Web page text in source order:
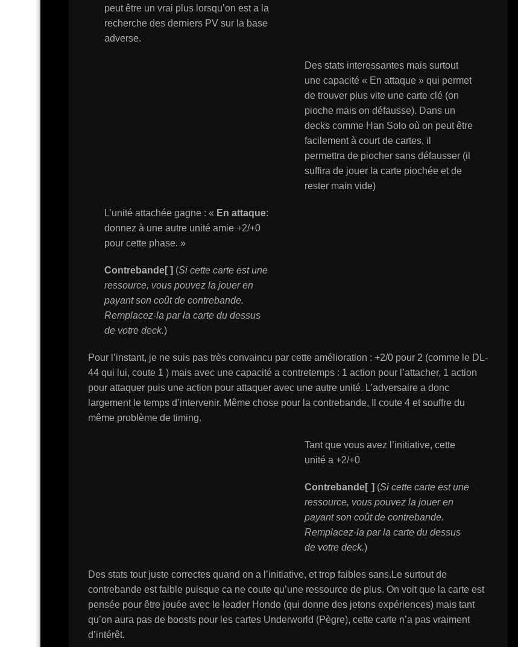
peut être un vrai plus lorsqu’on est a la
recherche des derniers PV sur la base
adverse.
Des stats interessantes mais surtout
une capacité « En attaque » qui permet
de trouver plus vite une carte clé (on
pioche mais on défausse). Dans un
decks comme Han Solo où on peut être
facilement à court de cartes, il
permettra de piocher sans défausser (il
suffira de jouer la carte piochée et de
rester main vide)
L’unité attachée gagne : « En attaque:
donnez à une autre unité amie +2/+0
pour cette phase. »
Contrebande[ ] (Si cette carte est une
ressource, vous pouvez la jouer en
payant son coût de contrebande.
Remplacez-la par la carte du dessus
de votre deck.)
Pour l’instant, je ne suis pas très convaincu par cette amélioration : +2/0 pour 2 (comme le DL-
44 qui lui, coute 1 ) mais avec une capacité a contretemps : 1 action pour l’attacher, 1 action
pour attaquer puis une action pour attaquer avec une autre unité. L’adversaire a donc
largement le temps d’intervenir. Même chose pour la contrebande, Il coute 4 et souffre du
même problème de timing.
Tant que vous avez l’initiative, cette
unité a +2/+0
Contrebande[ ] (Si cette carte est une
ressource, vous pouvez la jouer en
payant son coût de contrebande.
Remplacez-la par la carte du dessus
de votre deck.)
Des stats tout juste correctes quand on a l’initiative, et trop faibles sans.Le surtout de
contrebande est faible puisque ca ne coute qu’une ressource de plus. On voit que la carte est
pensée pour être jouée avec le leader Hondo (qui donne des jetons expériences) mais tant
qu’on aura pas de boosts pour les cartes Underworld (Pègre), cette carte n’a pas vraiment
d’intérêt.